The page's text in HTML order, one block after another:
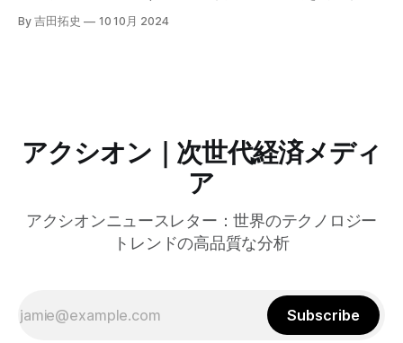
自治体向けにゼロトラストセキュリティ導入を支援するプロ
グラムを発表した。宮崎市の事例では、Google Workspace
By 吉田拓史 10 10月 2024
アクシオン｜次世代経済メディ
ア
アクシオンニュースレター：世界のテクノロジー
トレンドの高品質な分析
Subscribe